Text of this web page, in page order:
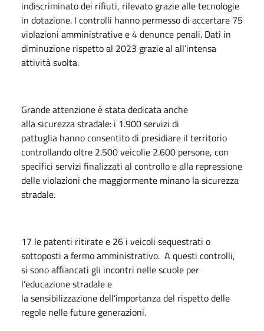
indiscriminato dei rifiuti, rilevato grazie alle tecnologie
in dotazione. I controlli hanno permesso di accertare 75
violazioni amministrative e 4 denunce penali. Dati in
diminuzione rispetto al 2023 grazie al all’intensa
attività svolta.
Grande attenzione è stata dedicata anche
alla sicurezza stradale: i 1.900 servizi di
pattuglia hanno consentito di presidiare il territorio
controllando oltre 2.500 veicolie 2.600 persone, con
specifici servizi finalizzati al controllo e alla repressione
delle violazioni che maggiormente minano la sicurezza
stradale.
17 le patenti ritirate e 26 i veicoli sequestrati o
sottoposti a fermo amministrativo. A questi controlli,
si sono affiancati gli incontri nelle scuole per
l’educazione stradale e
la sensibilizzazione dell’importanza del rispetto delle
regole nelle future generazioni.